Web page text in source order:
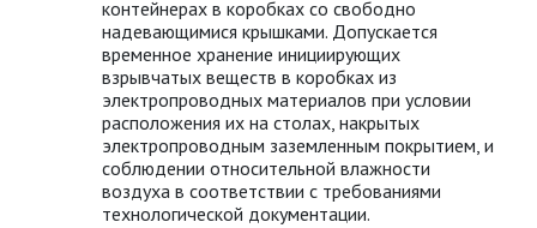
контейнерах в коробках со свободно
надевающимися крышками. Допускается
временное хранение инициирующих
взрывчатых веществ в коробках из
электропроводных материалов при условии
расположения их на столах, накрытых
электропроводным заземленным покрытием, и
соблюдении относительной влажности
воздуха в соответствии с требованиями
технологической документации.